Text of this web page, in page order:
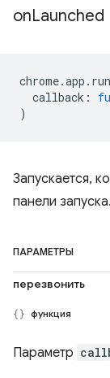
onLaunched
chrome.app .
callback :
)
Запускается,
панели запуска.
ПАРАМЕТРЫ
перезвонить
функция
Параметр